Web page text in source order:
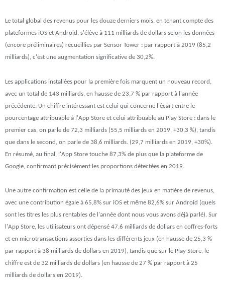
Le total global des revenus pour les douze derniers mois, en tenant compte des
plateformes iOS et Android, s'élève à 111 milliards de dollars selon les données
(encore préliminaires) recueillies par Sensor Tower : par rapport à 2019 (85,2
milliards), c'est une augmentation significative de 30,2%.
Les applications installées pour la première fois marquent un nouveau record,
avec un total de 143 milliards, en hausse de 23,7 % par rapport à l'année
précédente. Un chiffre intéressant est celui qui concerne l'écart entre le
pourcentage attribuable à l'App Store et celui attribuable au Play Store : dans le
premier cas, on parle de 72,3 milliards (55,5 milliards en 2019, +30,3 %), tandis
que dans le second, on parle de 38,6 milliards. (29,7 milliards en 2019, +30%).
En résumé, au final, l'App Store touche 87,3% de plus que la plateforme de
Google, confirmant précisément les proportions détectées en 2019.
Une autre confirmation est celle de la primauté des jeux en matière de revenus,
avec une contribution égale à 65,8% sur iOS et même 82,6% sur Android (quels
sont les titres les plus rentables de l'année dont nous vous avons déjà parlé). Sur
l'App Store, les utilisateurs ont dépensé 47,6 milliards de dollars en coffres-forts
et en microtransactions assorties dans les différents jeux (en hausse de 25,3 %
par rapport à 38 milliards de dollars en 2019), tandis que sur le Play Store, le
chiffre est de 32 milliards de dollars (en hausse de 27 % par rapport à 25
milliards de dollars en 2019).